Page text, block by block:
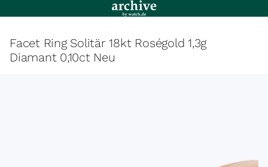
Facet Ring Solitär 18kt Roségold 1,3g
Diamant 0,10ct Neu